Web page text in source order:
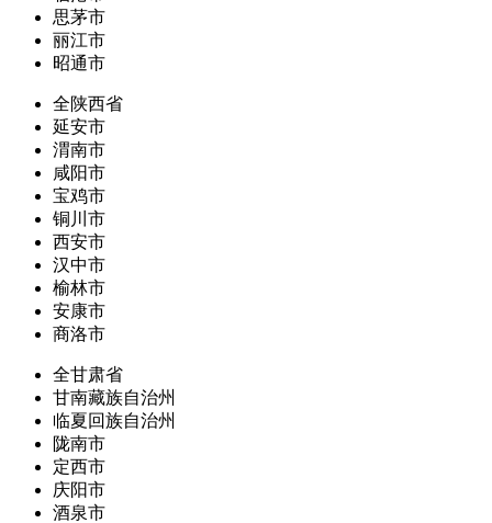
思茅市
丽江市
昭通市
全陕西省
延安市
渭南市
咸阳市
宝鸡市
铜川市
西安市
汉中市
榆林市
安康市
商洛市
全甘肃省
甘南藏族自治州
临夏回族自治州
陇南市
定西市
庆阳市
酒泉市